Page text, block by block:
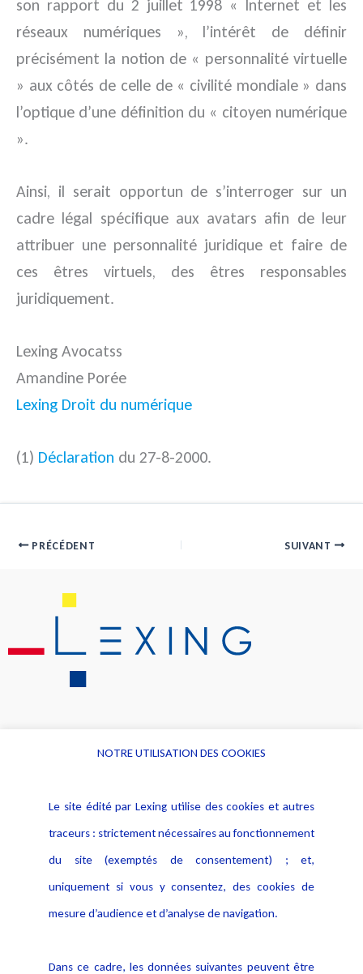
son rapport du 2 juillet 1998 « Internet et les
réseaux numériques », l’intérêt de définir
précisément la notion de « personnalité virtuelle
» aux côtés de celle de « civilité mondiale » dans
l’optique d’une définition du « citoyen numérique
».
Ainsi, il serait opportun de s’interroger sur un
cadre légal spécifique aux avatars afin de leur
attribuer une personnalité juridique et faire de
ces êtres virtuels, des êtres responsables
juridiquement.
Lexing Avocatss
Amandine Porée
Lexing Droit du numérique
(1) Déclaration du 27-8-2000.
PRÉCÉDENT SUIVANT
Alerte professionnelle
Déclaration d'accessibilité
Notice Légale
Politique de protection des
données
Publications
NOTRE UTILISATION DES COOKIES
Le site édité par Lexing utilise des cookies et autres
traceurs : strictement nécessaires au fonctionnement
du site (exemptés de consentement) ; et,
uniquement si vous y consentez, des cookies de
mesure d’audience et d’analyse de navigation.
Dans ce cadre, les données suivantes peuvent être